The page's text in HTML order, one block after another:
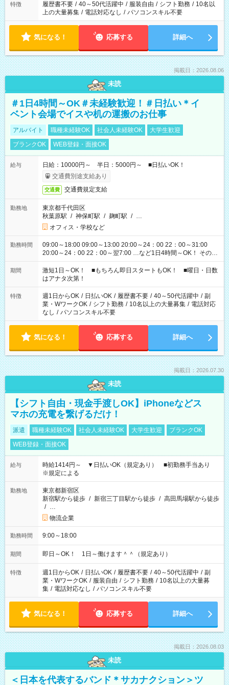
特徴 履歴書不要 / 40～50代活躍中 / 服装自由 / シフト勤務 / 10名以
上の大量募集 / 電話対応なし / パソコンスキル不要
気になる！ 応募する 詳細へ
掲載日：2026.08.06
未読
＃1日4時間～OK＃未経験歓迎！＃日払い＊イ
ベント会場でイスや机の運搬のお仕事
アルバイト 職種未経験OK 社会人未経験OK
大学生歓迎
ブランクOK
WEB登録・面接OK
給与
日給：10000円～ 半日：5000円～ ■日払いOK！
交通費別途支給あり
交通費 交通費規定支給
勤務地
東京都千代田区
秋葉原駅 / 神保町駅 / 麹町駅 / …
オフィス・学校など
勤務時間
09:00～18:00 09:00～13:00 20:00～24：00 22：00～31:00
20:00～24：00 22：00～翌7:00 …など1日4時間～OK！ その他
シフトもございます！ お気軽にご相談ください！
期間
激短1日～OK！ ■もちろん即日スタートもOK！ ■曜日・日数
はアナタ次第！
特徴 週1日からOK / 日払いOK / 履歴書不要 / 40～50代活躍中 / 副
業・WワークOK / シフト勤務 / 10名以上の大量募集 / 電話対応
なし / パソコンスキル不要
気になる！ 応募する 詳細へ
掲載日：2026.07.30
未読
【シフト自由・現金手渡しOK】iPhoneなどス
マホの充電を繋げるだけ！
派遣 職種未経験OK 社会人未経験OK 大学生歓迎
ブランクOK
WEB登録・面接OK
給与
時給1414円～ ▼日払いOK（規定あり） ■初勤務手当あり
※規定による
勤務地
東京都新宿区
新宿駅から徒歩 / 新宿三丁目駅から徒歩 / 高田馬場駅から徒歩
/ …
物流企業
勤務時間 9:00～18:00
期間 即日～OK！ 1日～働けます＾＾（規定あり）
特徴 週1日からOK / 日払いOK / 履歴書不要 / 40～50代活躍中 / 副
業・WワークOK / 服装自由 / シフト勤務 / 10名以上の大量募
集 / 電話対応なし / パソコンスキル不要
気になる！ 応募する 詳細へ
掲載日：2026.08.03
未読
＜日本を代表するバンド＊サカナクション＞ツ